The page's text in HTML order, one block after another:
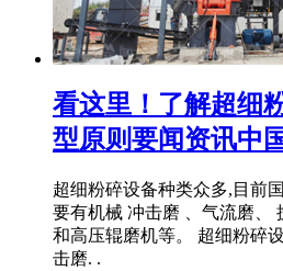
看这里！了解超细
型原则要闻资讯中
超细粉碎设备种类众多,目前
要有机械 冲击磨 、气流磨、
和高压辊磨机等。 超细粉碎
击磨. .